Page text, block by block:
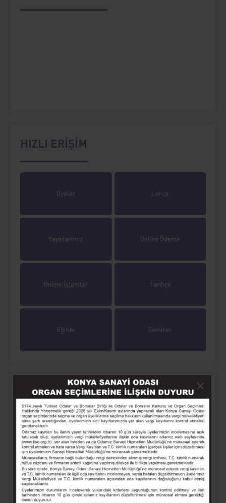
HIZLI ERİŞİM
Üyeler Lonca
Yayınlarımız Online Ödeme
Online İşlemler Tarihçe
Eğitim Seminer
Yaklaşan Etkinlikler
AKILLI TARIM MAKİNELERİ VE OTOMASYON
Sayın Üyemiz, Konya Sanayi Odası, 12 Ağustos 2026
Çarşamba, saat 09.00-17.00’da “Akıllı Tarım Makineleri ve
Otomasyon” eğitimi düzenleyecektir. Eğitim herkes için
ücretsizdir.